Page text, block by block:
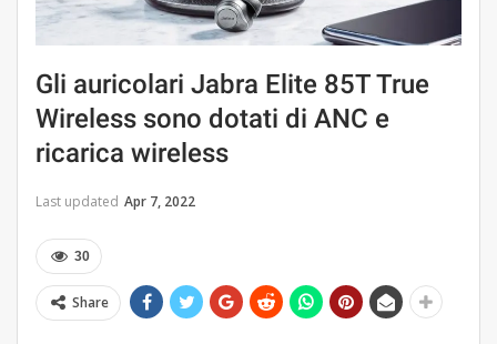
Gli auricolari Jabra Elite 85T True
Wireless sono dotati di ANC e
ricarica wireless
Last updated Apr 7, 2022
30
Share